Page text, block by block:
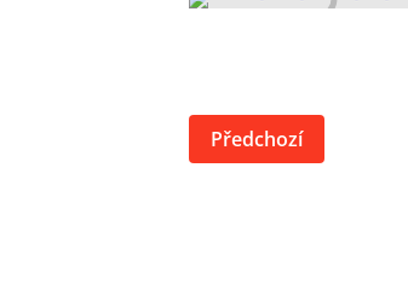
Předchozí